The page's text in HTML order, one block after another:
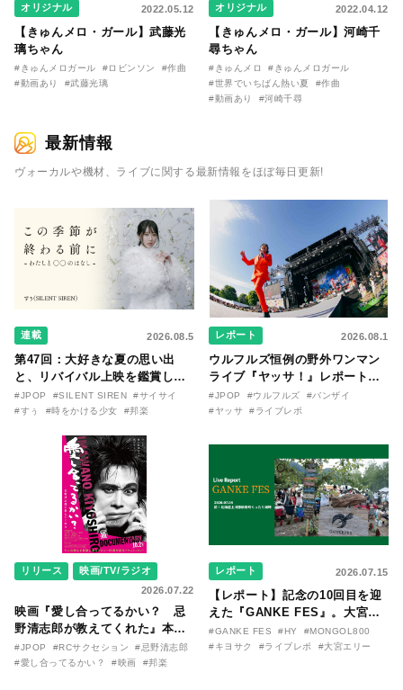
オリジナル 2022.05.12
【きゅんメロ・ガール】武藤光
璃ちゃん
#きゅんメロガール #ロビンソン
#作曲
#動画あり
#武藤光璃
オリジナル 2022.04.12
【きゅんメロ・ガール】河崎千
尋ちゃん
#きゅんメロ
#きゅんメロガール
#世界でいちばん熱い夏
#作曲
#動画あり
#河崎千尋
最新情報
ヴォーカルや機材、ライブに関する最新情報をほぼ毎日更新!
連載 2026.08.5
第47回：大好きな夏の思い出
と、リバイバル上映を鑑賞した
『時をかける少女』のおはなし
〜SILENT SIREN・すぅ『この
〇のはなし〜』
#JPOP #SILENT SIREN
#サイサイ
#すぅ
#時をかける少女 #邦楽
レポート 2026.08.1
ウルフルズ恒例の野外ワンマン
ライブ『ヤッサ！』レポート！
リリースから30年を迎えたアル
バム『バンザイ』完全再現に、
た日。
#JPOP #ウルフルズ
#バンザイ
#ヤッサ
#ライブレポ
リリース
映画/TV/ラジオ
2026.07.22
映画『愛し合ってるかい？ 忌
野清志郎が教えてくれた』本予
告映像とキービジュアルがつい
に解禁！ キヨシロー関連商品も
#JPOP #RCサクセション
#忌野清志郎
#愛し合ってるかい？
#映画 #邦楽
レポート 2026.07.15
【レポート】記念の10回目を迎
えた『GANKE FES』。大宮エ
リー作『アイヌの神々の崖』を
前に、キヨサク
#GANKE FES #HY
#MONGOL800
#キヨサク
#ライブレポ #大宮エリー